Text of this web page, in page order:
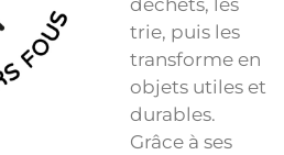
déchets, les
trie, puis les
transforme en
objets utiles et
durables.
Grâce à ses